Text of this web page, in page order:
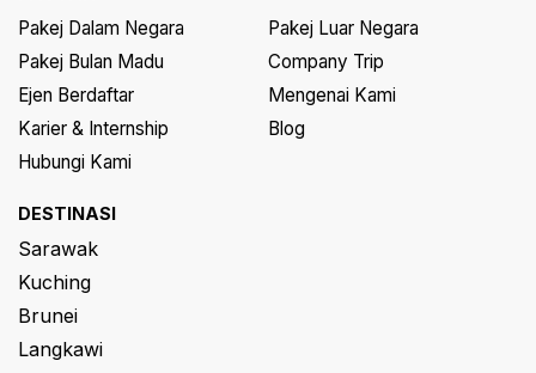
Pakej Dalam Negara
Pakej Luar Negara
Pakej Bulan Madu
Company Trip
Ejen Berdaftar
Mengenai Kami
Karier & Internship
Blog
Hubungi Kami
DESTINASI
Sarawak
Kuching
Brunei
Langkawi